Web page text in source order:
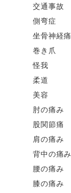
交通事故
側弯症
坐骨神経痛
巻き爪
怪我
柔道
美容
肘の痛み
股関節痛
肩の痛み
背中の痛み
腰の痛み
膝の痛み